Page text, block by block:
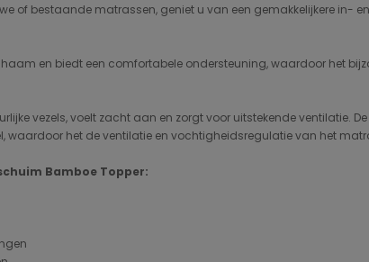
of bestaande matrassen, geniet u van een gemakkelijkere in-
en biedt een comfortabele ondersteuning, waardoor het
vezels, voelt zacht aan en zorgt voor uitstekende ventilatie.
waardoor het de ventilatie en vochtigheidsregulatie van het
Bamboe Topper: